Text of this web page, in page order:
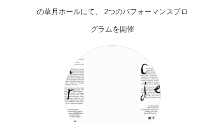
の草月ホールにて、 2つのパフォーマンスプロ
グラムを開催